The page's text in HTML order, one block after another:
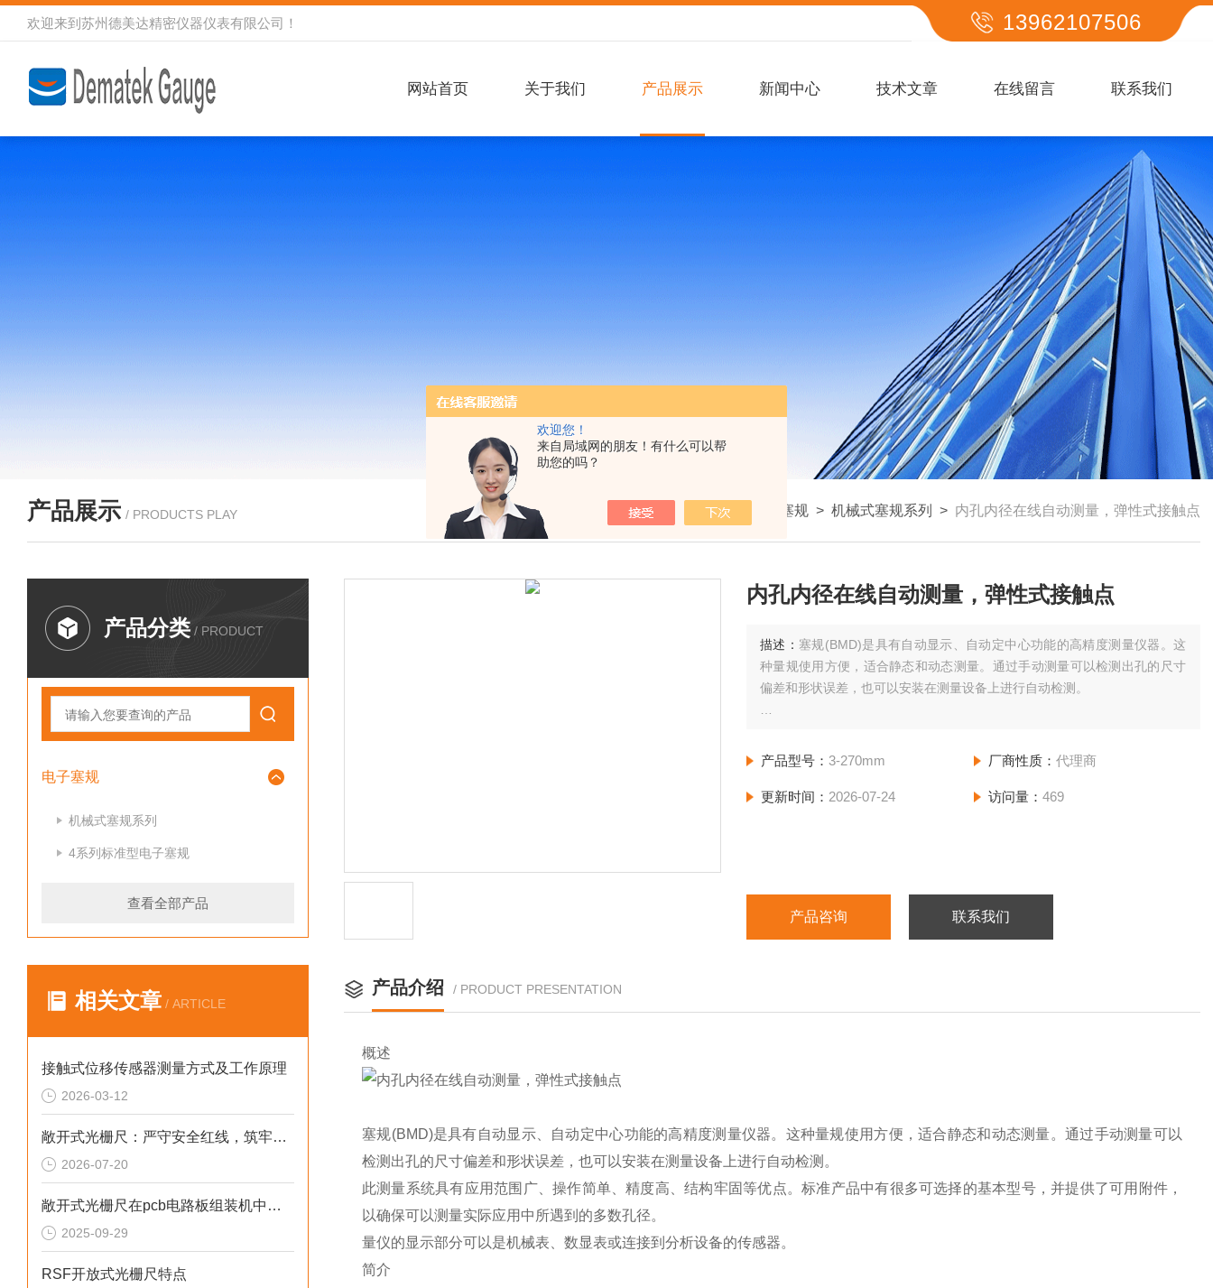
欢迎您！
来自局域网的朋友！有什么可以帮
助您的吗？
欢迎来到 苏州德美达精密仪器仪表有限公司 ！ 13962107506
网站首页 关于我们 产品展示 新闻中心 技术文章 在线留言 联系我们
产品展示 / PRODUCTS PLAY 首页> 产品展示> 电子塞规 > 机械式塞规系列 > 内孔内径在线自动测量，弹性式接触点
产品分类 / PRODUCT
电子塞规
机械式塞规系列
4系列标准型电子塞规
查看全部产品
相关文章 / ARTICLE
接触式位移传感器测量方式及工作原理
2026-03-12
敞开式光栅尺：严守安全红线，筑牢精密测量运行屏障
2026-07-20
敞开式光栅尺在pcb电路板组装机中的作用
2025-09-29
RSF开放式光栅尺特点
内孔内径在线自动测量，弹性式接触点
描述： 塞规(BMD)是具有自动显示、自动定中心功能的高精度测量仪器。这
种量规使用方便，适合静态和动态测量。通过手动测量可以检测出孔的尺寸
偏差和形状误差，也可以安装在测量设备上进行自动检测。
品中有很多可选择的基本型号，并提供了可用附件，以确保可以测量实际应
产品型号：3-270mm 厂商性质： 代理商
更新时间： 2026-07-24 访问量： 469
产品咨询 联系我们
产品介绍 / PRODUCT PRESENTATION
概述
塞规(BMD)是具有自动显示、自动定中心功能的高精度测量仪器。这种量规使用方便，适合静态和动态测量。通过手动测量可以
检测出孔的尺寸偏差和形状误差，也可以安装在测量设备上进行自动检测。
此测量系统具有应用范围广、操作简单、精度高、结构牢固等优点。标准产品中有很多可选择的基本型号，并提供了可用附件，
以确保可以测量实际应用中所遇到的多数孔径。
量仪的显示部分可以是机械表、数显表或连接到分析设备的传感器。
简介